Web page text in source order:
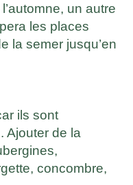
un autre
les places
la semer jusqu’en
ils sont
Ajouter de la
concombre,